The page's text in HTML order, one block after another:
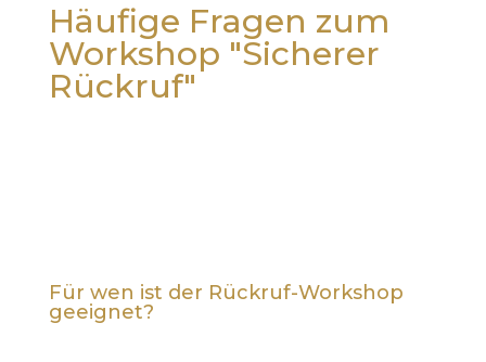
Häufige Fragen zum
Workshop "Sicherer
Rückruf"
Für wen ist der Rückruf-Workshop
geeignet?